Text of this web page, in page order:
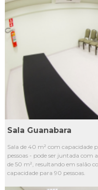
L4
L5
Sala Guanabara
Sala de 40 m² com capacidade
pessoas - pode ser juntada com
de 50 m², resultando em salão
capacidade para 90 pessoas.